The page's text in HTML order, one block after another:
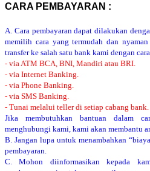
CARA PEMBAYARAN :
A. Cara pembayaran dapat dilakukan
memilih cara yang termudah dan
transfer ke salah satu bank kami dengan
- via ATM BCA, BNI, Mandiri atau BRI.
- via Internet Banking.
- via Phone Banking.
- via SMS Banking.
- Tunai melalui teller di setiap cabang bank.
Jika membutuhkan bantuan dalam
menghubungi kami, kami akan membantu
B. Jangan lupa untuk menambahkan
pembayaran.
C. Mohon diinformasikan kepada